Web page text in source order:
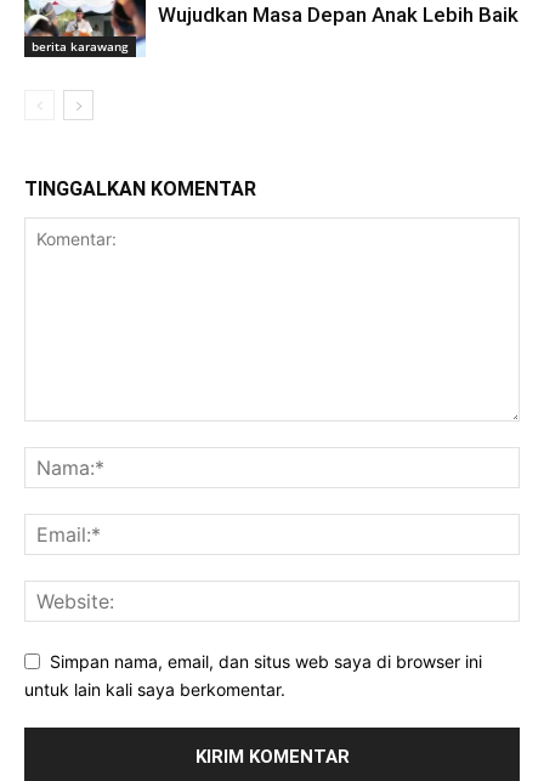
berita karawang
Wujudkan Masa Depan Anak Lebih Baik
TINGGALKAN KOMENTAR
Simpan nama, email, dan situs web saya di browser ini
untuk lain kali saya berkomentar.